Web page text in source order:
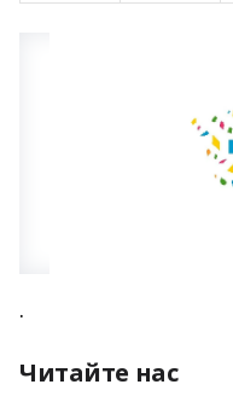
.
Читайте нас